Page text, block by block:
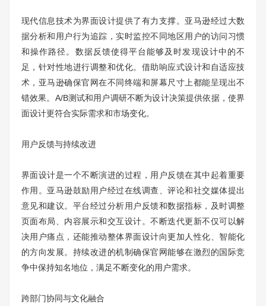
现代信息技术为界面设计提供了有力支撑。亚马逊经过大数
据分析和用户行为追踪，实时监控不同地区用户的访问习惯
和操作路径。数据反馈使得平台能够及时发现设计中的不
足，针对性地进行调整和优化。借助响应式设计和自适应技
术，亚马逊确保官网在不同终端和屏幕尺寸上都能呈现出不
错效果。A/B测试和用户调研不断为设计决策提供依据，使界
面设计更符合实际需求和市场变化。
用户反馈与持续改进
界面设计是一个不断演进的过程，用户反馈在其中起着重要
作用。亚马逊鼓励用户经过在线调查、评论和社交媒体提出
意见和建议。平台经过分析用户反馈和数据指标，及时调整
页面布局、内容展示和交互设计。不断迭代更新不仅可以解
决用户痛点，还能推动整体界面设计向更加人性化、智能化
的方向发展。持续改进的机制确保官网能够在激烈的国际竞
争中保持知名地位，满足不断变化的用户需求。
跨部门协同与文化融合